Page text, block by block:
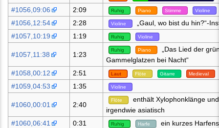
#1056,09:06 2:09 Ruhig Piano Stimme Violine
#1056,12:54 2:28 Violine
„Gaul, wo bist du hin?“-
#1057,10:19
1:19 Ruhig Violine
#1057,11:38 1:23
Ruhig Piano
„Das Lied der
Gammelglatzen bei Nacht“
#1058,00:12
2:51 Laut Flöte Gitarre Medieval
#1059,04:53 1:35 Violine
#1060,00:01 2:40
Flöte
enthält Xylophonklänge
irgendwie asiatisch
#1060,06:41
0:31 Ruhig Harfe ein kurzes